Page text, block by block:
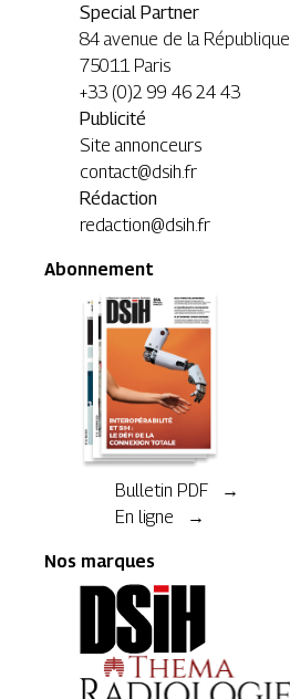
Special Partner
84 avenue de la République
75011 Paris
+33 (0)2 99 46 24 43
Publicité
Site annonceurs
contact@dsih.fr
Rédaction
redaction@dsih.fr
Abonnement
Bulletin PDF →
En ligne →
Nos marques